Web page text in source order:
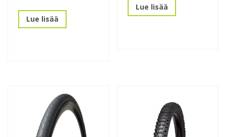
Lue lisää
Lue lisää